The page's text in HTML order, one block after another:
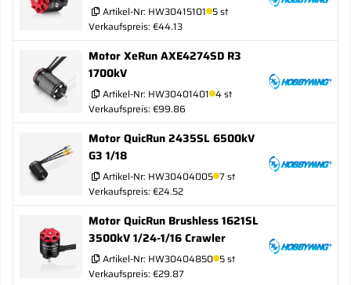
Artikel-Nr: HW30415101 5 st
Verkaufspreis: €44.13
Motor XeRun AXE4274SD R3
1700kV
Artikel-Nr: HW30401401 4 st
Verkaufspreis: €99.86
Motor QuicRun 2435SL 6500kV
G3 1/18
Artikel-Nr: HW30404005 7 st
Verkaufspreis: €24.52
Motor QuicRun Brushless 1621SL
3500kV 1/24-1/16 Crawler
Artikel-Nr: HW30404850 5 st
Verkaufspreis: €29.87